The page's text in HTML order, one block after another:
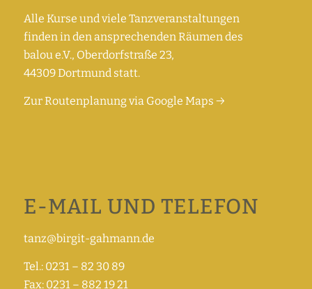
Alle Kurse und viele Tanzveranstaltungen
finden in den ansprechenden Räumen des
balou e.V., Oberdorfstraße 23,
44309 Dortmund statt.
Zur Routenplanung via Google Maps →
E-MAIL UND TELEFON
tanz@birgit-gahmann.de
Tel.: 0231 – 82 30 89
Fax: 0231 – 882 19 21